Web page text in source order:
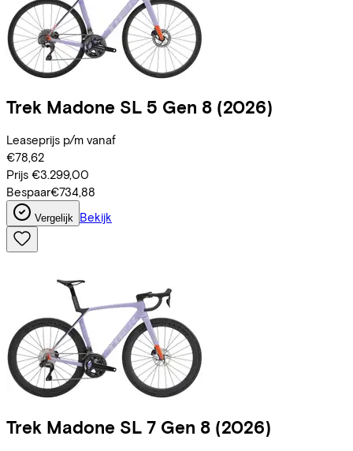
Trek Madone SL 5 Gen 8 (2026)
Leaseprijs p/m vanaf
€78,62
Prijs €3.299,00
Bespaar€734,88
Vergelijk Bekijk
Trek Madone SL 7 Gen 8 (2026)